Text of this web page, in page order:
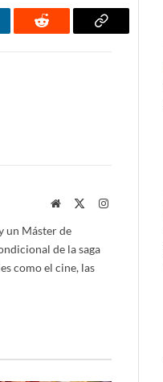
Reddit
Copiar
Website Instagram
un Máster de
de la saga
como el cine, las